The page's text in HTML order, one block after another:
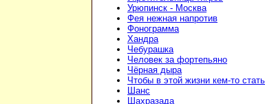
Урюпинск - Москва
Фея нежная напротив
Фонограмма
Хандра
Чебурашка
Человек за фортепьяно
Чёрная дыра
Чтобы в этой жизни кем-то стать
Шанс
Шахразада